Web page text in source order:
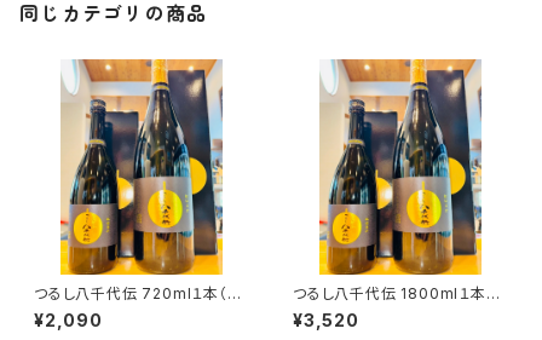
同じカテゴリの商品
つるし八千代伝 720ml１本（八
千代伝酒造・鹿児島県垂水市上
町）
¥2,090
つるし八千代伝 1800ml１本
（八千代伝酒造・鹿児島県垂水
市上町）
¥3,520